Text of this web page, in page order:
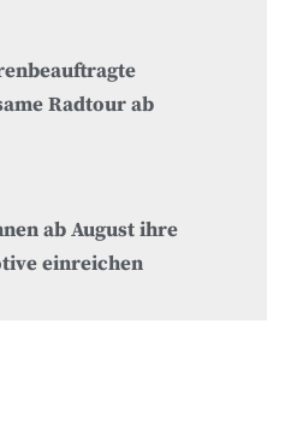
Radtour ab
ab August ihre
einreichen